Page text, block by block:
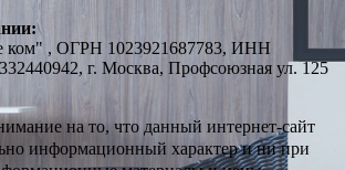
, ОГРН 1023921687783, ИНН
г. Москва, Профсоюзная ул. 125
на то, что данный интернет-сайт
информационный характер и ни при